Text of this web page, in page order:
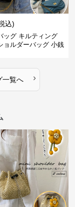
込)
ッグ キルティング
ョルダーバッグ 小銭
一覧へ ›